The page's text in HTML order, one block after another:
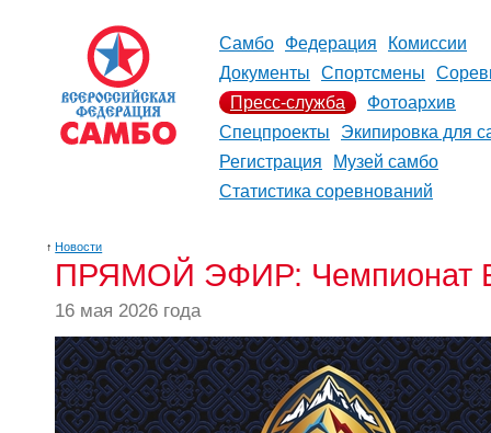
Самбо Федерация
Комиссии
Документы
Спортсмены
Пресс-служба
Фотоархив
Спецпроекты
Экипировка для
Регистрация
Музей самбо
Статистика соревнований
↑ Новости
ПРЯМОЙ ЭФИР: Чемпионат
16 мая 2026 года